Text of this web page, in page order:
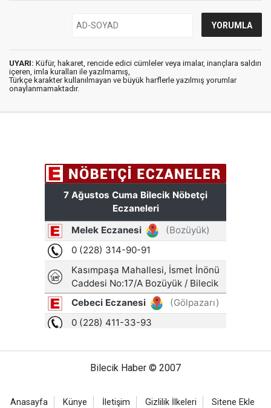
UYARI: Küfür, hakaret, rencide edici cümleler veya imalar, inançlara saldırı
içeren, imla kuralları ile yazılmamış,
Türkçe karakter kullanılmayan ve büyük harflerle yazılmış yorumlar
onaylanmamaktadır.
Bilecik Haber © 2007
Anasayfa Künye İletişim Gizlilik İlkeleri Sitene Ekle